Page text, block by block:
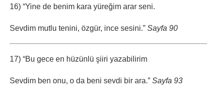
16) “Yine de benim kara yüreğim arar seni.
Sevdim mutlu tenini, özgür, ince sesini.” Sayfa 90
17) “Bu gece en hüzünlü şiiri yazabilirim
Sevdim ben onu, o da beni sevdi bir ara.” Sayfa 93